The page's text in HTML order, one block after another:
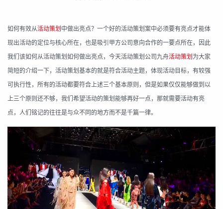
如何有效从活动策划 中做出亮点？ 一个好的活动策划案中必须要有亮点才能体
现出活动的定位与核心所在，也是吸引甲方公司意向合作的一要点所在，因此
我们该如何从活动策划如何做出亮点，今天活动策划公司 九舟活动策划 为大家
简短的介绍一下，活动策划基本的就是符合活动主题，体现活动目标，有较强
可执行性，所有的活动都要符合上述三个基本原则，但是如果仅仅能够做到以
上三个原则还不够，我们希望活动的策划能够再好一点，那就需要活动有亮
点，人们铭记的往往是与众不同的地方而不是千篇一律。